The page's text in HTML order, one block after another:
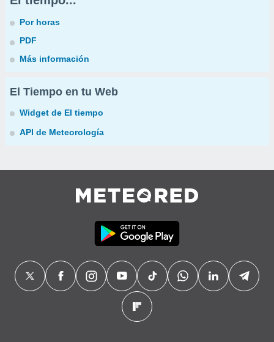
Por horas
PDF
Más información
El Tiempo en tu Web
Widget de El tiempo
API de Meteorología